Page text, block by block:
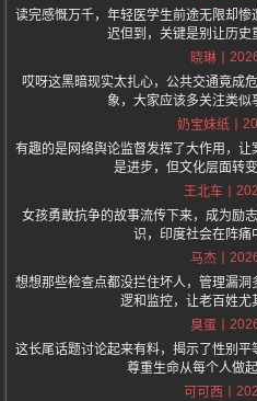
读完感慨万千，年轻医学生前途无限却
迟但到，关键是别让历史
晓琳
哎呀这黑暗现实太扎心，公共交通竟成
象，大家应该多关注类似
奶宝妹纸
有趣的是网络舆论监督发挥了大作用，
是进步，但文化层面转
王北车
女孩勇敢抗争的故事流传下来，成为励
识，印度社会在阵痛
马杰
想想那些检查点都没拦住坏人，管理漏
逻和监控，让老百姓尤
臭蛋
这长尾话题讨论起来有料，揭示了性别平
尊重生命从每个人做
可可西